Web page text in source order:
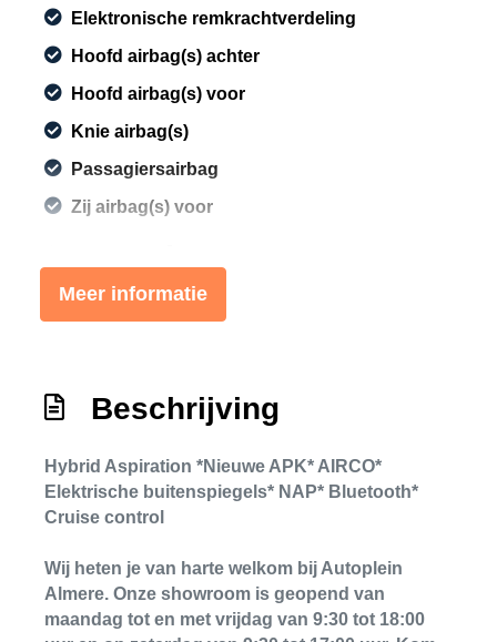
Elektronische remkrachtverdeling
Hoofd airbag(s) achter
Hoofd airbag(s) voor
Knie airbag(s)
Passagiersairbag
Zij airbag(s) voor
Achterbank in delen neerklapbaar
Electronic climate control
Stuur verstelbaar
Stuurbekrachtiging
Exterieur
Buitenspiegels elektrisch verstelbaar
Meer informatie
Beschrijving
Hybrid Aspiration *Nieuwe APK* AIRCO*
Elektrische buitenspiegels* NAP* Bluetooth*
Cruise control
Wij heten je van harte welkom bij Autoplein
Almere. Onze showroom is geopend van
maandag tot en met vrijdag van 9:30 tot 18:00